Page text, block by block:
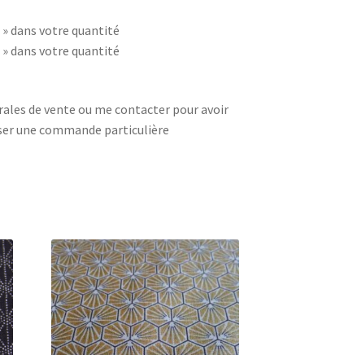
» dans votre quantité
» dans votre quantité
de vente ou me contacter pour avoir
une commande particulière